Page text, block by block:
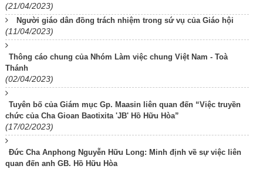
(21/04/2023)
Người giáo dân đồng trách nhiệm trong sứ vụ của Giáo hội
(11/04/2023)
Thông cáo chung của Nhóm Làm việc chung Việt Nam - Toà
Thánh
(02/04/2023)
Tuyên bố của Giám mục Gp. Maasin liên quan đến “Việc truyền
chức của Cha Gioan Baotixita 'JB' Hồ Hữu Hòa”
(17/02/2023)
Đức Cha Anphong Nguyễn Hữu Long: Minh định về sự việc liên
quan đến anh GB. Hồ Hữu Hòa